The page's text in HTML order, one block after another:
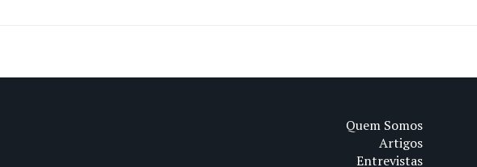
Quem Somos
Artigos
Entrevistas